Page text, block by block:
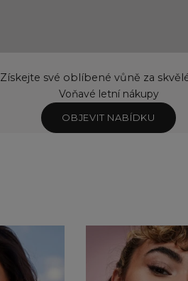
Získejte své oblíbené vůně za
Voňavé letní nákupy
OBJEVIT NABÍDKU